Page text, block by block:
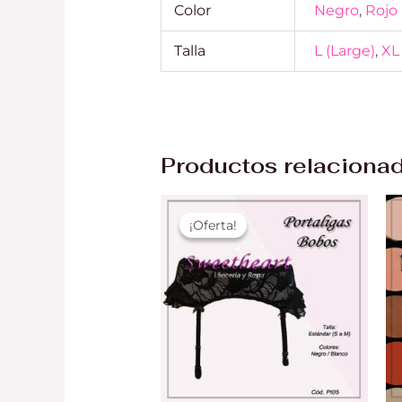
Color Negro, Rojo
Talla L (Large),XL
Productos
¡Oferta!
¡Oferta!
El
precio
original
S/ 45.00.
El
precio
actual
S/ 30.00.